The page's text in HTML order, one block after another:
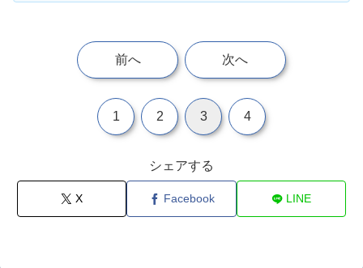
前へ 次へ
1 2 3 4
シェアする
X Facebook LINE